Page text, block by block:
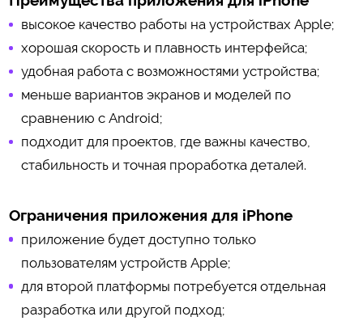
высокое качество работы на устройствах Apple;
хорошая скорость и плавность интерфейса;
удобная работа с возможностями устройства;
меньше вариантов экранов и моделей по
сравнению с Android;
подходит для проектов, где важны качество,
стабильность и точная проработка деталей.
Ограничения приложения для iPhone
приложение будет доступно только
пользователям устройств Apple;
для второй платформы потребуется отдельная
разработка или другой подход;